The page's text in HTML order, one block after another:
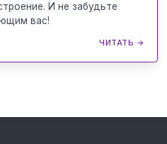
И не забудьте
вас!
ЧИТАТЬ →